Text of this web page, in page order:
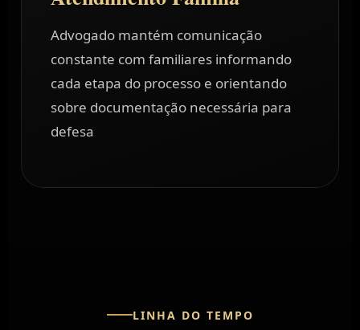
Advogado mantém comunicação
constante com familiares informando
cada etapa do processo e orientando
sobre documentação necessária para
defesa
LINHA DO TEMPO